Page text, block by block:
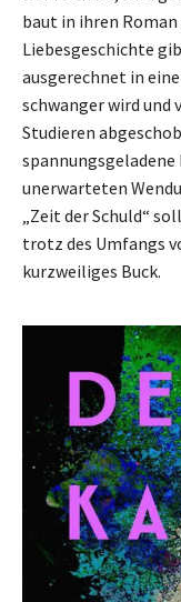
baut in ihren
Liebesgeschichte
ausgerechnet in
schwanger wird und
Studieren
unerwarteten
„Zeit der Schuld“
trotz des Umfangs
kurzweiliges Buck.